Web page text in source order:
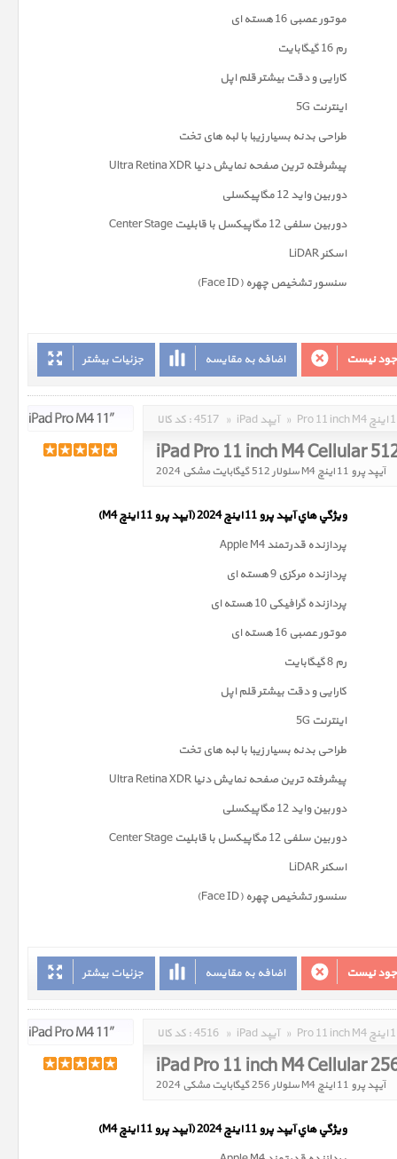
موتور عصبی 16 هسته ای
رم 16 گیگابایت
کارایی و دقت بیشتر قلم اپل
اینترنت 5G
طراحی بدنه بسیار زیبا با لبه های تخت
پیشرفته ترین صفحه نمايش دنیا Ultra Retina XDR
دوربين واید 12 مگاپیکسلی
دوربین سلفی 12 مگاپیکسل با قابلیت Center Stage
اسکنر LiDAR
سنسور تشخیص چهره (Face ID)
جزئیات بیشتر اضافه به مقایسه نیست
کد کالا : 4517 » iPad آیپد »
iPad Pro 11 inch M4 Cellular
آیپد پرو 11 اینچ M4 سلولار 512 گیگابایت مشکی 2024
ويژگي هاي آيپد پرو 11 اینچ 2024 (آیپد پرو 11 اینچ M4)
پردازنده قدرتمند Apple M4
پردازنده مرکزی 9 هسته ای
پردازنده گرافیکی 10 هسته ای
موتور عصبی 16 هسته ای
رم 8 گیگابایت
کارایی و دقت بیشتر قلم اپل
اینترنت 5G
طراحی بدنه بسیار زیبا با لبه های تخت
پیشرفته ترین صفحه نمايش دنیا Ultra Retina XDR
دوربين واید 12 مگاپیکسلی
دوربین سلفی 12 مگاپیکسل با قابلیت Center Stage
اسکنر LiDAR
سنسور تشخیص چهره (Face ID)
جزئیات بیشتر اضافه به مقایسه نیست
کد کالا : 4516 » iPad آیپد »
iPad Pro 11 inch M4 Cellular
آیپد پرو 11 اینچ M4 سلولار 256 گیگابایت مشکی 2024
ويژگي هاي آيپد پرو 11 اینچ 2024 (آیپد پرو 11 اینچ M4)